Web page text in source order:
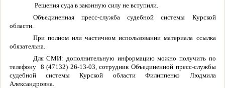
Решения суда в законную силу не вступили.
Объединенная пресс-служба судебной системы Курской
области.
При полном или частичном использовании материала ссылка
обязательна.
Для СМИ: дополнительную информацию можно получить по
телефону 8 (47132) 26-13-03, сотрудник Объединенной пресс-службы
судебной системы Курской области Филиппенко Людмила
Александровна.